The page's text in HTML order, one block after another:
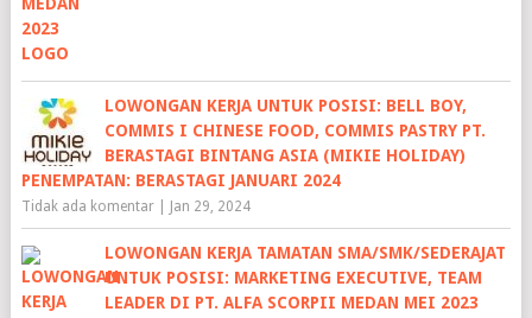
LOWONGAN KERJA UNTUK POSISI: BELL BOY,
COMMIS I CHINESE FOOD, COMMIS PASTRY PT.
BERASTAGI BINTANG ASIA (MIKIE HOLIDAY)
PENEMPATAN: BERASTAGI JANUARI 2024
Tidak ada komentar| Jan 29, 2024
LOWONGAN KERJA TAMATAN SMA/SMK/SEDERAJAT
UNTUK POSISI: MARKETING EXECUTIVE, TEAM
LEADER DI PT. ALFA SCORPII MEDAN MEI 2023